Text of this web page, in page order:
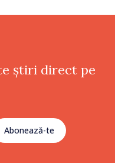
știri direct pe
Abonează-te